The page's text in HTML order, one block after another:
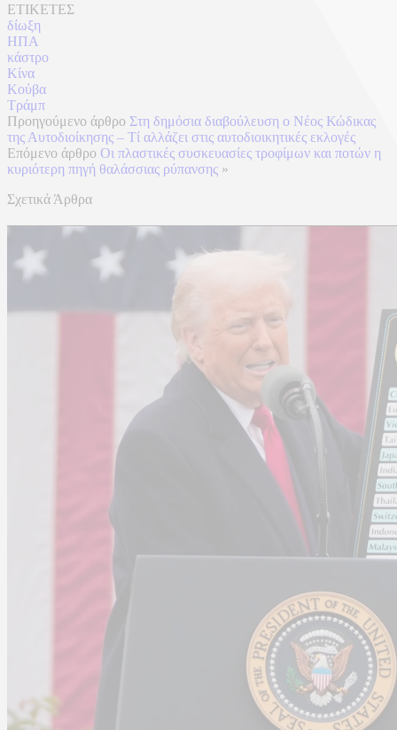
ΕΤΙΚΕΤΕΣ
δίωξη
ΗΠΑ
κάστρο
Κίνα
Κούβα
Τράμπ
Προηγούμενο άρθρο Στη δημόσια διαβούλευση ο Νέος Κώδικας
της Αυτοδιοίκησης – Τί αλλάζει στις αυτοδιοικητικές εκλογές
Επόμενο άρθρο Οι πλαστικές συσκευασίες τροφίμων και ποτών η
κυριότερη πηγή θαλάσσιας ρύπανσης »
Σχετικά Άρθρα